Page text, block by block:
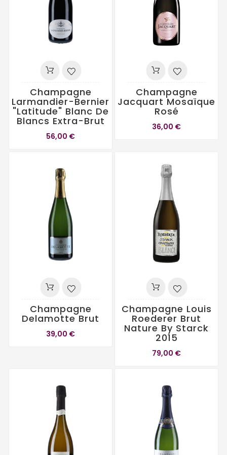
Champagne
Larmandier-Bernier
"Latitude" Blanc De
Blancs Extra-Brut
56,00 €
Champagne
Jacquart Mosaïque
Rosé
36,00 €
Champagne
Delamotte Brut
39,00 €
Champagne Louis
Roederer Brut
Nature By Starck
2015
79,00 €